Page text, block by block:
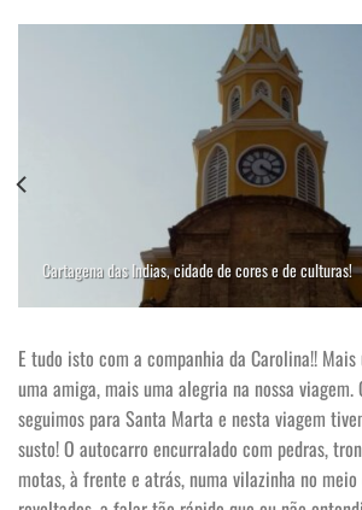
Cartagena das Indias, cidade de cores e de culturas!
E tudo isto com a companhia da Carolina!!
uma amiga, mais uma alegria na nossa viagem.
seguimos para Santa Marta e nesta viagem
susto! O autocarro encurralado com pedras,
motas, à frente e atrás, numa vilazinha no meio